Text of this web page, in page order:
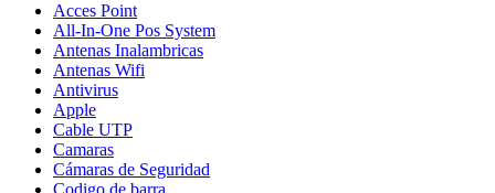
Acces Point
All-In-One Pos System
Antenas Inalambricas
Antenas Wifi
Antivirus
Apple
Cable UTP
Camaras
Cámaras de Seguridad
Codigo de barra